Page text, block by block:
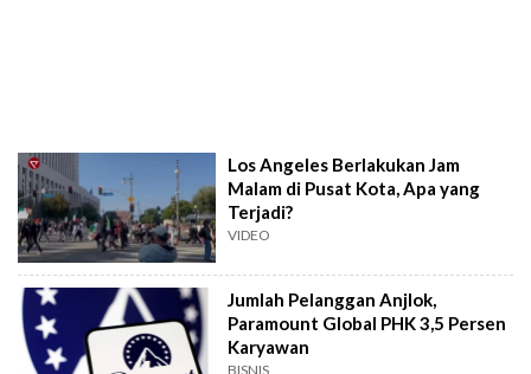
Los Angeles Berlakukan Jam
Malam di Pusat Kota, Apa yang
Terjadi?
VIDEO
Jumlah Pelanggan Anjlok,
Paramount Global PHK 3,5 Persen
Karyawan
BISNIS